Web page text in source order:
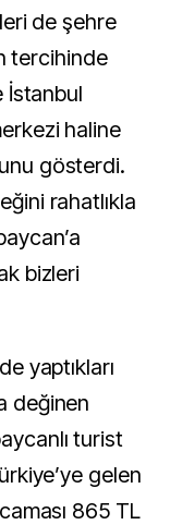
de şehre
tercihinde
İstanbul
haline
gösterdi.
rahatlıkla
bizleri
yaptıkları
değinen
turist
gelen
865 TL